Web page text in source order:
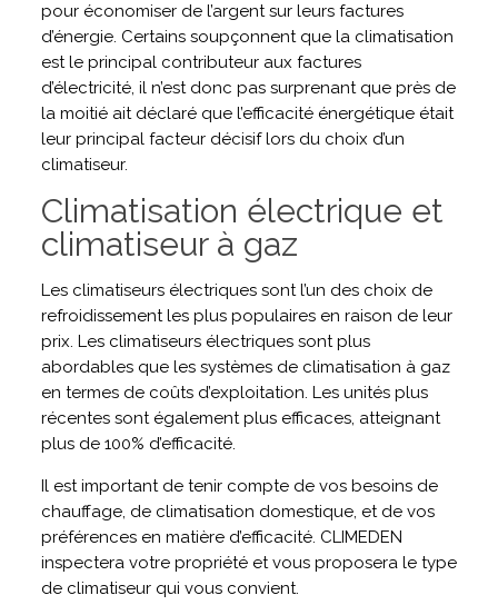
pour économiser de l’argent sur leurs factures
d’énergie. Certains soupçonnent que la climatisation
est le principal contributeur aux factures
d’électricité, il n’est donc pas surprenant que près de
la moitié ait déclaré que l’efficacité énergétique était
leur principal facteur décisif lors du choix d’un
climatiseur.
Climatisation électrique et
climatiseur à gaz
Les climatiseurs électriques sont l’un des choix de
refroidissement les plus populaires en raison de leur
prix. Les climatiseurs électriques sont plus
abordables que les systèmes de climatisation à gaz
en termes de coûts d’exploitation. Les unités plus
récentes sont également plus efficaces, atteignant
plus de 100% d’efficacité.
Il est important de tenir compte de vos besoins de
chauffage, de climatisation domestique, et de vos
préférences en matière d’efficacité. CLIMEDEN
inspectera votre propriété et vous proposera le type
de climatiseur qui vous convient.